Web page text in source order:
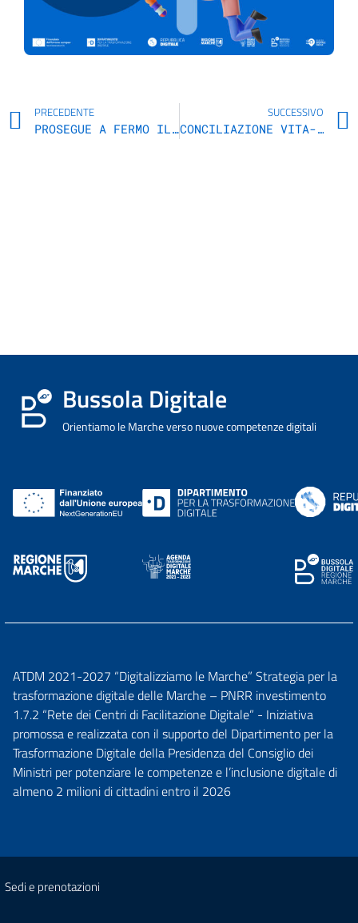
PRECEDENTE
PROSEGUE A FERMO IL CICLO DI SEMINARI SULLA CONCILIAZIONE VITA-LAVORO PROMOSSO DAL CUG DELLA REGIONE MARCHE
SUCCESSIVO
CONCILIAZIONE VITA-LAVORO: IL 30 OTTOBRE IL CICLO DI SEMINARI DEL CUG, ORGANIZZATO IN SINERGIA CON IL PROGETTO “BUSSOLA DIGITALE”, FA TAPPA A MACERATA
Bussola Digitale
Orientiamo le Marche verso nuove competenze digitali
ATDM 2021-2027 “Digitalizziamo le Marche” Strategia per la
trasformazione digitale delle Marche – PNRR investimento
1.7.2 “Rete dei Centri di Facilitazione Digitale” - Iniziativa
promossa e realizzata con il supporto del Dipartimento per la
Trasformazione Digitale della Presidenza del Consiglio dei
Ministri per potenziare le competenze e l’inclusione digitale di
almeno 2 milioni di cittadini entro il 2026
Sedi e prenotazioni